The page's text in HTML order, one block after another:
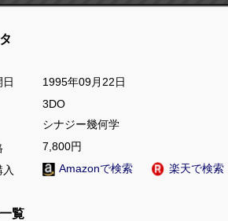
1995年09月22日
3DO
シナジー幾何学
7,800円
Amazonで検索 楽天で検索
覧